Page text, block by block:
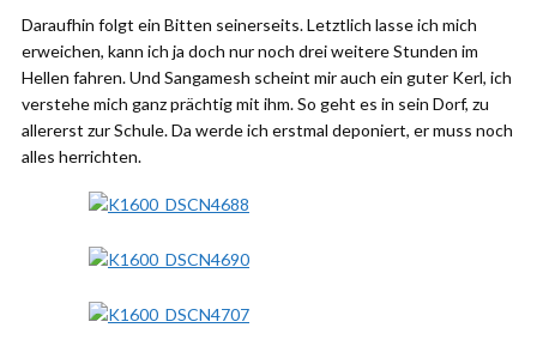
Daraufhin folgt ein Bitten seinerseits. Letztlich lasse ich mich
erweichen, kann ich ja doch nur noch drei weitere Stunden im
Hellen fahren. Und Sangamesh scheint mir auch ein guter Kerl, ich
verstehe mich ganz prächtig mit ihm. So geht es in sein Dorf, zu
allererst zur Schule. Da werde ich erstmal deponiert, er muss noch
alles herrichten.